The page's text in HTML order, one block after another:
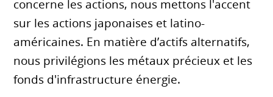
concerne les actions, nous mettons l'accent
sur les actions japonaises et latino-
américaines. En matière d’actifs alternatifs,
nous privilégions les métaux précieux et les
fonds d'infrastructure énergie.